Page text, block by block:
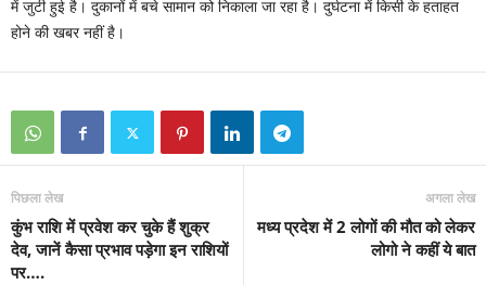
में जुटी हुई है। दुकानों में बचे सामान को निकाला जा रहा है। दुर्घटना में किसी के हताहत
होने की खबर नहीं है।
पिछला लेख
कुंभ राशि में प्रवेश कर चुके हैं शुक्र
देव, जानें कैसा प्रभाव पड़ेगा इन राशियों
पर….
अगला लेख
मध्य प्रदेश में 2 लोगों की मौत को लेकर
लोगो ने कहीं ये बात